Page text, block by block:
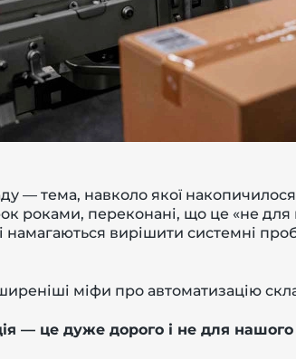
— тема, навколо якої
роками, переконані, що це «не для
намагаються вирішити системні
міфи про автоматизацію
— це дуже дорого і не для